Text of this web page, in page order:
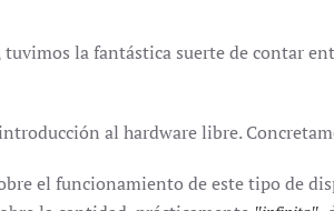
la fantástica suerte de contar
al hardware libre.
el funcionamiento de este tipo de